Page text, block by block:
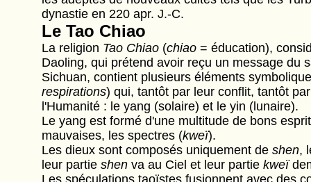
dynastie en 220 apr. J.-C.
Le Tao Chiao
La religion Tao Chiao(chiao= éducation),
Daoling, qui prétend avoir reçu un message du
Sichuan, contient plusieurs éléments
respirations) qui, tantôt par leur conflit, tantôt
l'Humanité : le yang (solaire) et le yin (lunaire).
Le yang est formé d'une multitude de bons
mauvaises, les spectres (kweï).
Les dieux sont composés uniquement de shen,
leur partie shen va au Ciel et leur partie kweï
Les spéculations taoïstes fusionnent avec des